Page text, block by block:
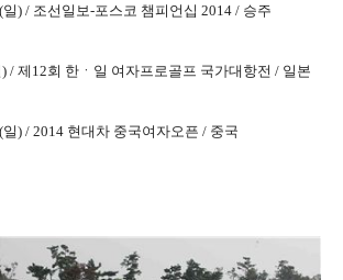
일) / 조선일보-포스코 챔피언십 2014 / 승주
/ 제12회 한ㆍ일 여자프로골프 국가대항전 / 일본
일) / 2014 현대차 중국여자오픈 / 중국